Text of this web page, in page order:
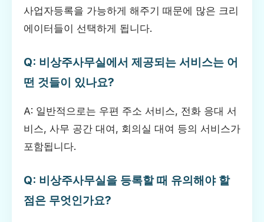
사업자등록을 가능하게 해주기 때문에 많은 크리
에이터들이 선택하게 됩니다.
Q: 비상주사무실에서 제공되는 서비스는 어
떤 것들이 있나요?
A: 일반적으로는 우편 주소 서비스, 전화 응대 서
비스, 사무 공간 대여, 회의실 대여 등의 서비스가
포함됩니다.
Q: 비상주사무실을 등록할 때 유의해야 할
점은 무엇인가요?